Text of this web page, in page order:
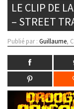
LE CLIP DE
– STREET
Publié par : Guillaume,